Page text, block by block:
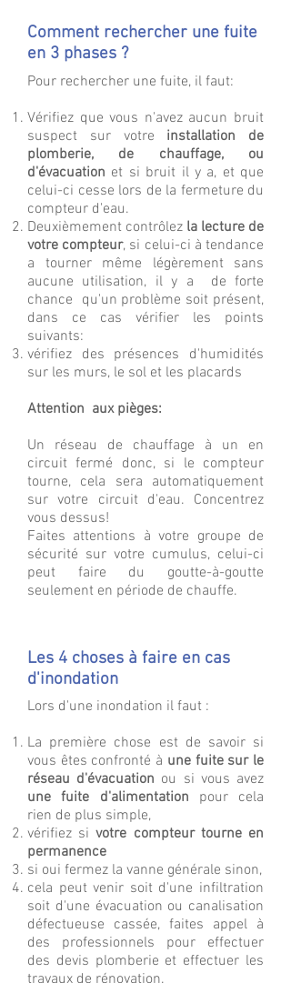
Comment rechercher une fuite
en 3 phases ?
Pour rechercher une fuite, il faut:
Vérifiez que vous n'avez aucun bruit
suspect sur votre installation de
plomberie, de chauffage, ou
d'évacuation et si bruit il y a, et que
celui-ci cesse lors de la fermeture du
compteur d'eau.
Deuxièmement contrôlez la lecture de
votre compteur, si celui-ci à tendance
a tourner même légèrement sans
aucune utilisation, il y a de forte
chance qu'un problème soit présent,
dans ce cas vérifier les points
suivants:
vérifiez des présences d'humidités
sur les murs, le sol et les placards
Attention aux pièges:
Un réseau de chauffage à un en
circuit fermé donc, si le compteur
tourne, cela sera automatiquement
sur votre circuit d'eau. Concentrez
vous dessus!
Faites attentions à votre groupe de
sécurité sur votre cumulus, celui-ci
peut faire du goutte-à-goutte
seulement en période de chauffe.
Les 4 choses à faire en cas
d'inondation
Lors d'une inondation il faut :
La première chose est de savoir si
vous êtes confronté à une fuite sur le
réseau d'évacuation ou si vous avez
une fuite
d'alimentation pour cela
rien de plus simple,
vérifiez sivotre compteur tourne en
permanence
si oui fermez la vanne générale sinon,
cela peut venir soit d'une infiltration
soit d'une évacuation ou canalisation
défectueuse cassée, faites appel à
des professionnels pour effectuer
des devis plomberie et effectuer les
travaux de rénovation.